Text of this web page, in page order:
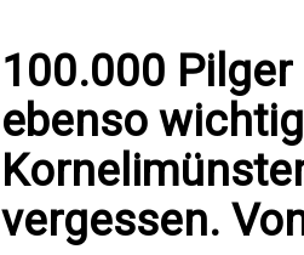
100.000 Pilger
ebenso
vergessen.